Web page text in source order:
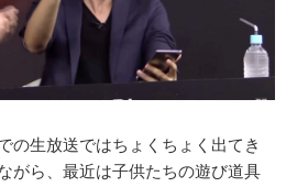
の生放送ではちょくちょく出てき
がら、最近は子供たちの遊び道具